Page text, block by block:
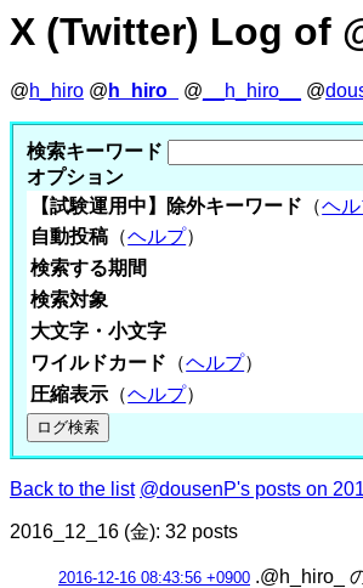
X (Twitter) Log of
@h_hiro @ h_hiro_ @ __h_hiro__ @
検索キーワード
オプション
【試験運用中】除外キーワード （ヘ
自動投稿 （ヘルプ）
検索する期間
検索対象
大文字・小文字
ワイルドカード （ヘルプ）
圧縮表示 （ヘルプ）
Back to the list @dousenP's posts on
2016_12_16 (金): 32 posts
2016-12-16 08:43:56 +0900 .@h_hiro_